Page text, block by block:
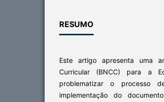
RESUMO
Este artigo apresenta uma
Curricular (BNCC) para a
problematizar o processo
implementação do